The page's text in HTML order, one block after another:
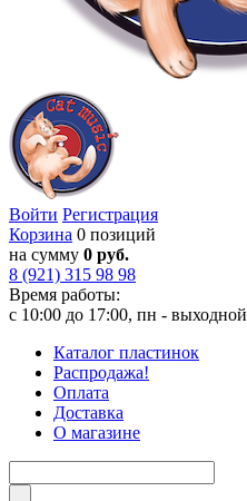
Войти Регистрация
Корзина 0 позиций
на сумму 0 руб.
8 (921) 315 98 98
Время работы:
с 10:00 до 17:00, пн - выходной
Каталог пластинок
Распродажа!
Оплата
Доставка
О магазине